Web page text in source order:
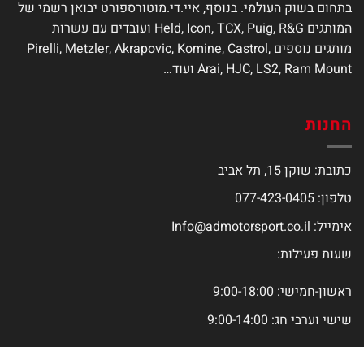
בתחום בשוק העולמי. בנוסף, איי.די.מוטורספורט יבואן רשמי של
המותגים Held, Icon, TCX, Puig, R&G ועובדים עם עשרות
מותגים נוספים Pirelli, Metzler, Akrapovic, Komine, Castrol,
Arai, HJC, LS2, Ram Mount ועוד…
החנות
כתובת: שוקן 15, תל אביב
טלפון: 077-423-0405
אימייל: Info@admotorsport.co.il
שעות פעילות:
ראשון-חמישי: 9:00-18:00
שישי וערבי חג: 9:00-14:00